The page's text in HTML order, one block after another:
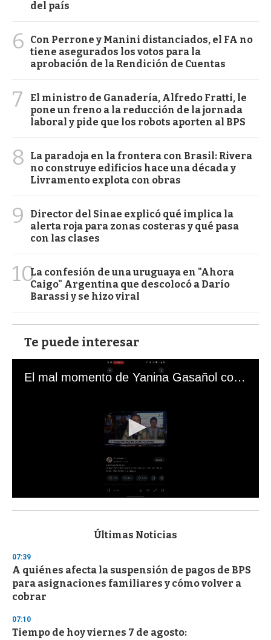
del país
6
Con Perrone y Manini distanciados, el FA no
tiene asegurados los votos para la
aprobación de la Rendición de Cuentas
7
El ministro de Ganadería, Alfredo Fratti, le
pone un freno a la reducción de la jornada
laboral y pide que los robots aporten al BPS
8
La paradoja en la frontera con Brasil: Rivera
no construye edificios hace una década y
Livramento explota con obras
9
Director del Sinae explicó qué implica la
alerta roja para zonas costeras y qué pasa
con las clases
10La confesión de una uruguaya en "Ahora
Caigo" Argentina que descolocó a Darío
Barassi y se hizo viral
Te puede interesar
El mal momento de Yanina Gasañol con un hincha argentino en "Subrayado"
s
d
s
o
f
3
s
e
c
Últimas Noticias
07:39
A quiénes afecta la suspensión de pagos de BPS
para asignaciones familiares y cómo volver a
cobrar
07:10
Tiempo de hoy viernes 7 de agosto: